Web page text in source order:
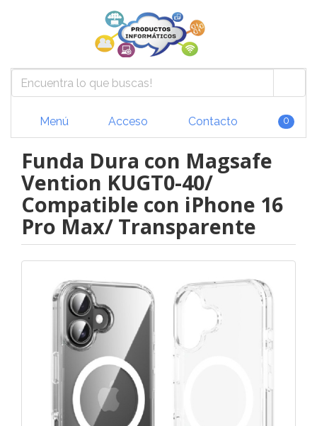
Menú Acceso Contacto 0
Funda Dura con Magsafe
Vention KUGT0-40/
Compatible con iPhone 16
Pro Max/ Transparente